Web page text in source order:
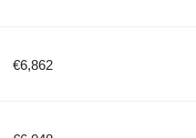
€6,862